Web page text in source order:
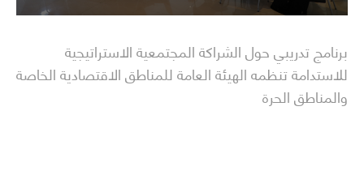
برنامج تدريبي حول الشراكة المجتمعية الاستراتيجية
للاستدامة تنظمه الهيئة العامة للمناطق الاقتصادية الخاصة
والمناطق الحرة